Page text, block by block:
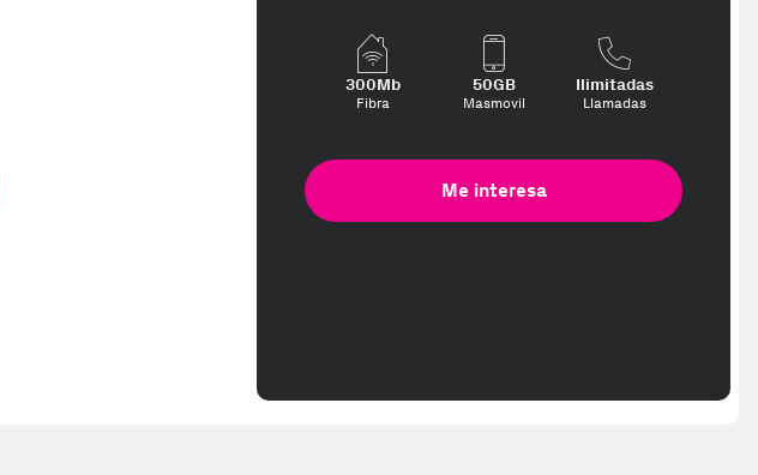
Orders are shipped in 2-3 working days. Delivery times (3-10 days) might be
300Mb
Fibra
50GB
Masmovil
Ilimitadas
Llamadas
Me interesa